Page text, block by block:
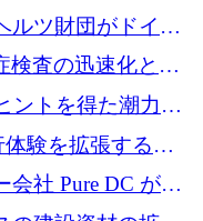
ルツ財団がドイツ
めに2,000万ユー
立ち上げる
検査の迅速化と抗
万ポンドを寄付
ントを得た潮力発
430 万ポンドを調
体験を拡張するた
会社 Pure DC が欧
を確保